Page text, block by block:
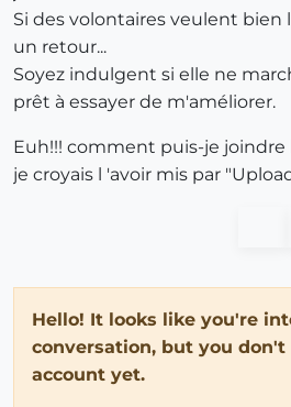
Si des volontaires veulent bien
un retour...
Soyez indulgent si elle ne
prêt à essayer de m'améliorer.
Euh!!! comment puis-je joindre
je croyais l 'avoir mis par
Hello! It looks like you're
conversation, but you don't
account yet.